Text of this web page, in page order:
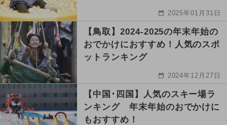
2025年01月31日
【鳥取】2024-2025の年末年始の
おでかけにおすすめ！人気のスポ
ットランキング
2024年12月27日
【中国･四国】人気のスキー場ラ
ンキング 年末年始のおでかけに
もおすすめ！